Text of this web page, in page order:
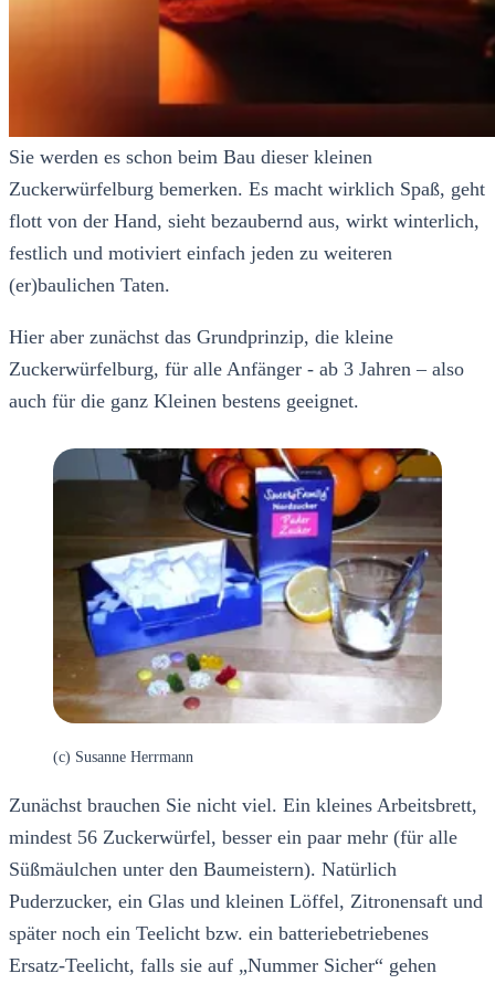
Sie werden es schon beim Bau dieser kleinen
Zuckerwürfelburg bemerken. Es macht wirklich Spaß, geht
flott von der Hand, sieht bezaubernd aus, wirkt winterlich,
festlich und motiviert einfach jeden zu weiteren
(er)baulichen Taten.
Hier aber zunächst das Grundprinzip, die kleine
Zuckerwürfelburg, für alle Anfänger - ab 3 Jahren – also
auch für die ganz Kleinen bestens geeignet.
(c) Susanne Herrmann
Zunächst brauchen Sie nicht viel. Ein kleines Arbeitsbrett,
mindest 56 Zuckerwürfel, besser ein paar mehr (für alle
Süßmäulchen unter den Baumeistern). Natürlich
Puderzucker, ein Glas und kleinen Löffel, Zitronensaft und
später noch ein Teelicht bzw. ein batteriebetriebenes
Ersatz-Teelicht, falls sie auf „Nummer Sicher“ gehen